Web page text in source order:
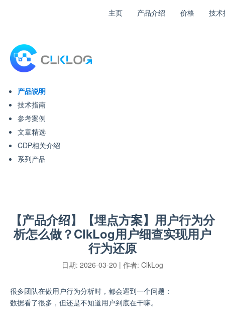
主页 产品介绍 价格 技
产品说明
技术指南
参考案例
文章精选
CDP相关介绍
系列产品
【产品介绍】【埋点方案】用户行为分
析怎么做？ClkLog用户细查实现用户
行为还原
日期: 2026-03-20 | 作者: ClkLog
很多团队在做用户行为分析时，都会遇到一个问题：
数据看了很多，但还是不知道用户到底在干嘛。